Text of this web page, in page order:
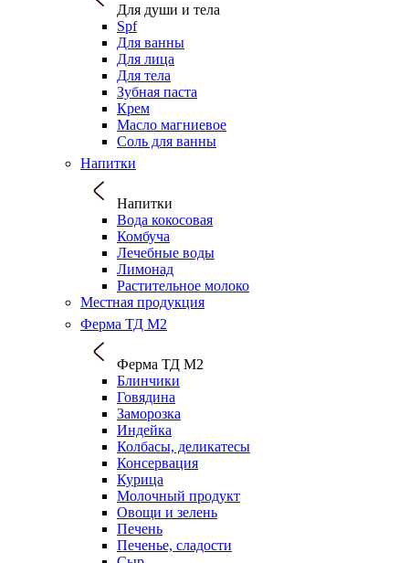
Для души и тела
Spf
Для ванны
Для лица
Для тела
Зубная паста
Крем
Масло магниевое
Соль для ванны
Напитки
Напитки
Вода кокосовая
Комбуча
Лечебные воды
Лимонад
Растительное молоко
Местная продукция
Ферма ТД М2
Ферма ТД М2
Блинчики
Говядина
Заморозка
Индейка
Колбасы, деликатесы
Консервация
Курица
Молочный продукт
Овощи и зелень
Печень
Печенье, сладости